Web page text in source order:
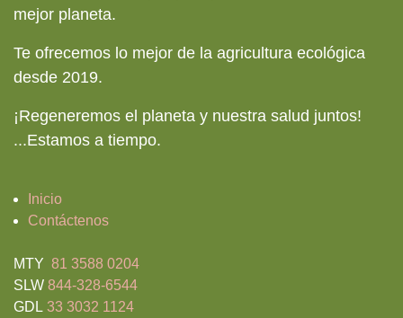
mejor planeta.
Te ofrecemos lo mejor de la agricultura ecológica
desde 2019.
¡Regeneremos el planeta y nuestra salud juntos!
...Estamos a tiempo.
Inicio
Contáctenos
MTY 81 3588 0204
SLW 844-328-6544
GDL 33 3032 1124